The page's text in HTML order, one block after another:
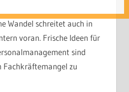
Wandel schreitet auch in
voran. Frische Ideen für
sind
zu